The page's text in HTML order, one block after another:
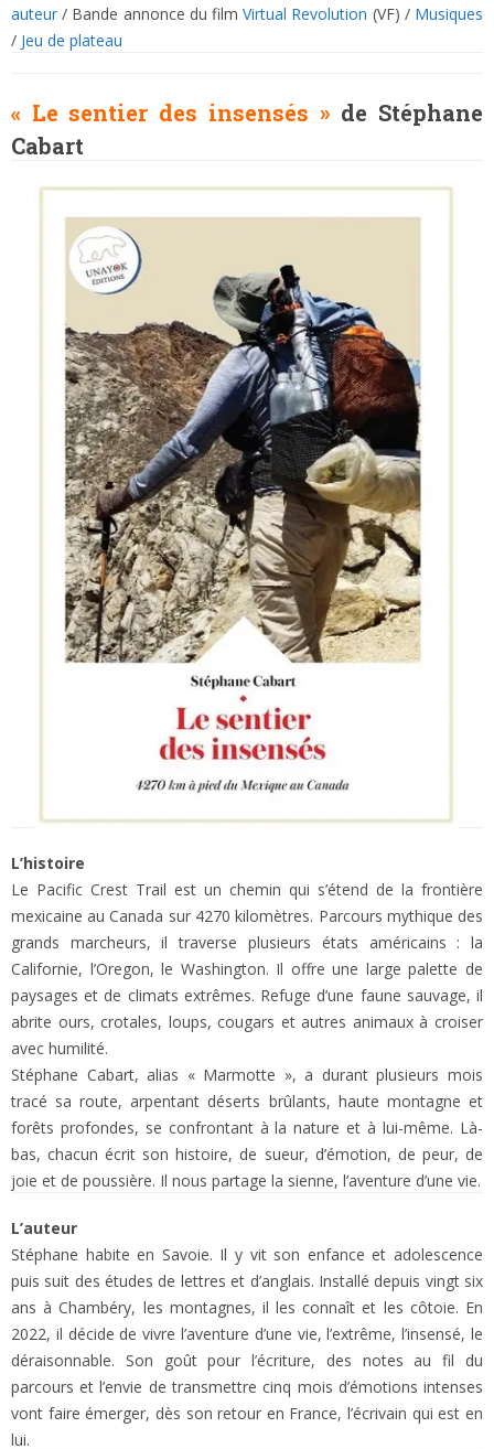
auteur/ Bande annonce du filmVirtual Revolution (VF) / Musiques
/ Jeu de plateau
« Le sentier des insensés » de Stéphane
Cabart
L’histoire
Le Pacific Crest Trail est un chemin qui s’étend de la frontière
mexicaine au Canada sur 4270 kilomètres. Parcours mythique des
grands marcheurs, il traverse plusieurs états américains : la
Californie, l’Oregon, le Washington. Il offre une large palette de
paysages et de climats extrêmes. Refuge d’une faune sauvage, il
abrite ours, crotales, loups, cougars et autres animaux à croiser
avec humilité.
Stéphane Cabart, alias « Marmotte », a durant plusieurs mois
tracé sa route, arpentant déserts brûlants, haute montagne et
forêts profondes, se confrontant à la nature et à lui-même. Là-
bas, chacun écrit son histoire, de sueur, d’émotion, de peur, de
joie et de poussière. Il nous partage la sienne, l’aventure d’une vie.
L’auteur
Stéphane habite en Savoie. Il y vit son enfance et adolescence
puis suit des études de lettres et d’anglais. Installé depuis vingt six
ans à Chambéry, les montagnes, il les connaît et les côtoie. En
2022, il décide de vivre l’aventure d’une vie, l’extrême, l’insensé, le
déraisonnable. Son goût pour l’écriture, des notes au fil du
parcours et l’envie de transmettre cinq mois d’émotions intenses
vont faire émerger, dès son retour en France, l’écrivain qui est en
lui.